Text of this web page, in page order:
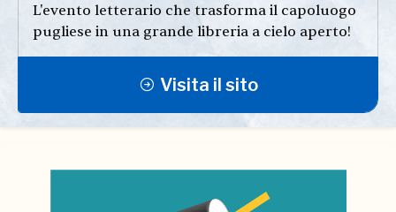
L'evento letterario che trasforma il capoluogo
pugliese in una grande libreria a cielo aperto!
Visita il sito